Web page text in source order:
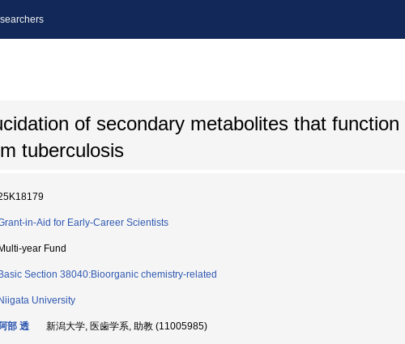
of secondary metabolites that function
tuberculosis
in-Aid for Early-Career Scientists
Multi-year Fund
Basic Section 38040:Bioorganic chemistry-related
Niigata University
阿部 透 新潟大学, 医歯学系, 助教 (11005985)